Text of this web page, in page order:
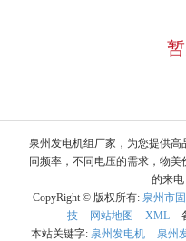
泉州发电机组厂家，为您提供
同频率，不同电压的需求，物
的来电
CopyRight © 版权所有: 泉州市
技
网站地图 XML
本站关键字: 泉州发电机 泉州